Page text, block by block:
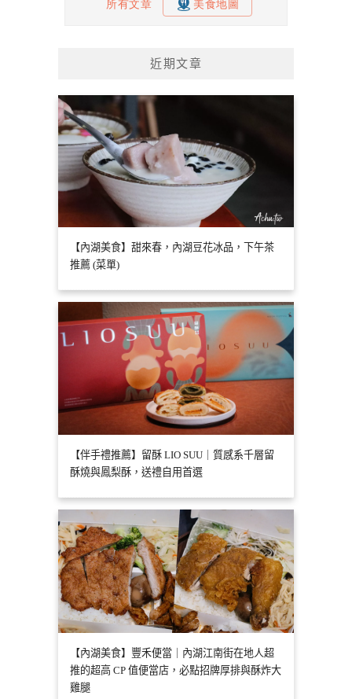
近期文章
【內湖美食】甜來春，內湖豆花冰品，下午茶
推薦 (菜單)
【伴手禮推薦】留酥 LIO SUU｜質感系千層留
酥燒與鳳梨酥，送禮自用首選
【內湖美食】豐禾便當｜內湖江南街在地人超
推的超高 CP 值便當店，必點招牌厚排與酥炸大
雞腿